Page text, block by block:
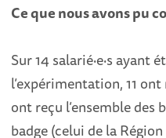
Ce que nous avons pu
Sur 14 salarié·e·s ayant
l’expérimentation, 11
ont reçu l’ensemble des
badge (celui de la